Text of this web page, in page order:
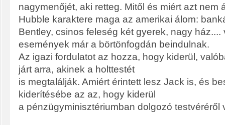
nagymenőjét, aki retteg. Mitől és miért azt nem
Hubble karaktere maga az amerikai álom:
Bentley, csinos feleség két gyerek, nagy ház....
események már a börtönfogdán beindulnak.
Az igazi fordulatot az hozza, hogy kiderül,
járt arra, akinek a holttestét
is megtalálják. Amiért érintett lesz Jack is, és
kiderítésébe az az, hogy kiderül
a pénzügyminisztériumban dolgozó testvéréről